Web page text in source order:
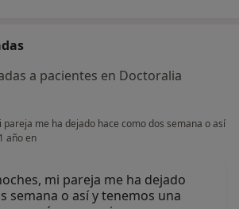
a pacientes en Doctoralia
pareja me ha dejado hace como dos semana o así
año en
mi pareja me ha dejado
semana o así y tenemos una